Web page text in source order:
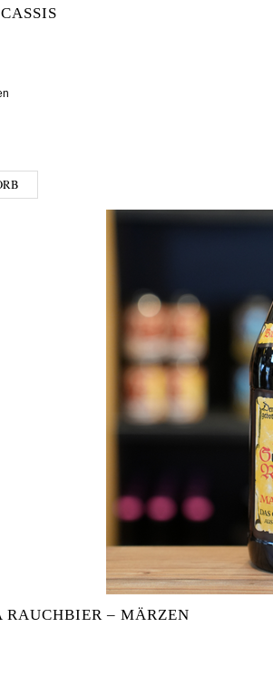
- CASSIS MENGE
RAUCHBIER – MÄRZEN